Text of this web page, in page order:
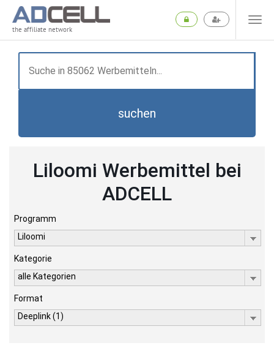
the affiliate network
suchen
Liloomi Werbemittel bei
ADCELL
Programm
Liloomi
Kategorie
alle Kategorien
Format
Deeplink (1)